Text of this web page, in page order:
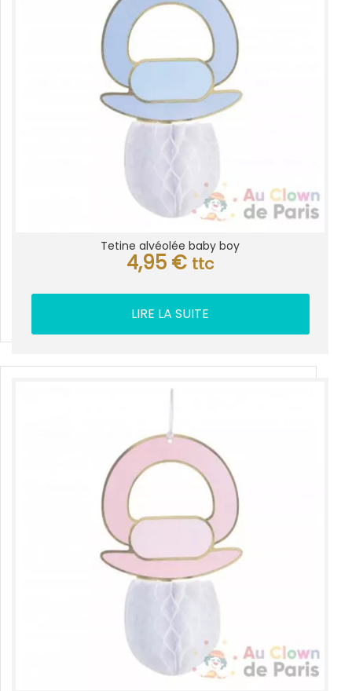
Tetine alvéolée baby boy
4,95 € ttc
LIRE LA SUITE